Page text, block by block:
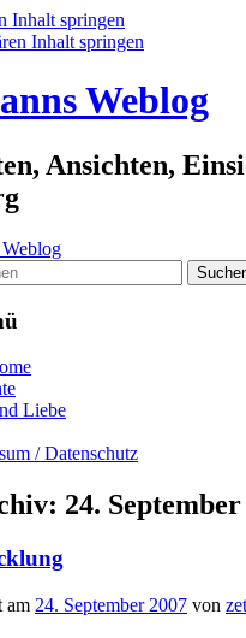
Inhalt springen
Inhalt springen
Weblog
Ansichten,
Liebe
/ Datenschutz
24.
am 24. September 2007 von